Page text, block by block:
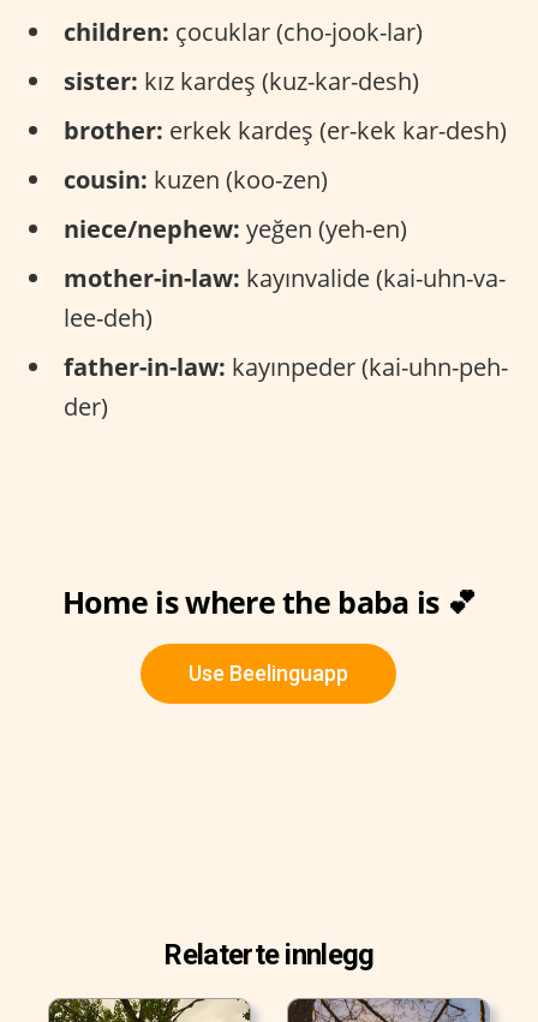
children: çocuklar (cho-jook-lar)
sister: kız kardeş (kuz-kar-desh)
brother: erkek kardeş (er-kek kar-desh)
cousin: kuzen (koo-zen)
niece/nephew: yeğen (yeh-en)
mother-in-law: kayınvalide (kai-uhn-va-
lee-deh)
father-in-law: kayınpeder (kai-uhn-peh-
der)
Home is where the baba is 💕
Use Beelinguapp
Relaterte innlegg